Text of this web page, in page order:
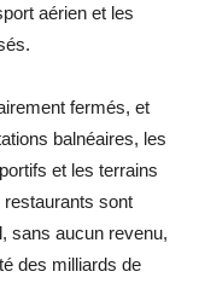
aérien et les
fermés, et
balnéaires, les
et les terrains
sont
sans aucun revenu,
des milliards de